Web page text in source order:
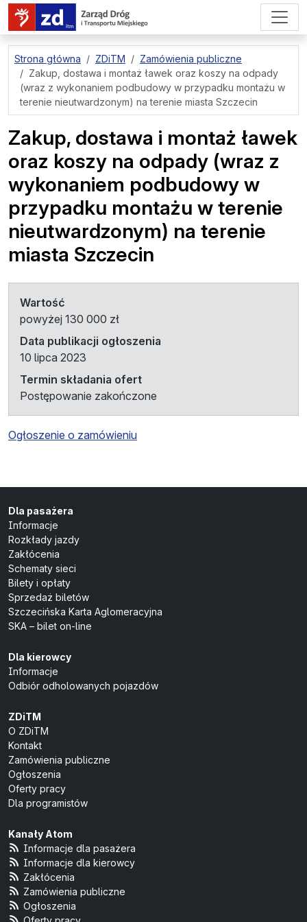
przejdź do treści strony
Strona główna ZDiTM
Zamówienia publiczne
Zakup, dostawa i montaż ławek oraz koszy na odpady
(wraz z wykonaniem podbudowy w przypadku montażu w
terenie nieutwardzonym) na terenie miasta Szczecin
Zakup, dostawa i montaż ławek
oraz koszy na odpady (wraz z
wykonaniem podbudowy w
przypadku montażu w terenie
nieutwardzonym) na terenie
miasta Szczecin
Wartość
powyżej 130 000 zł
Data publikacji ogłoszenia
10 lipca 2023
Termin składania ofert
Postępowanie zakończone
Ogłoszenie o zamówieniu
Dla pasażera
Informacje
Rozkłady jazdy
Zakłócenia
Schematy sieci
Bilety i opłaty
Sprzedaż biletów
Szczecińska Karta Aglomeracyjna
SKA – bilet on-line
Dla kierowcy
Informacje
Odbiór odholowanych pojazdów
ZDiTM
O ZDiTM
Kontakt
Zamówienia publiczne
Ogłoszenia
Oferty pracy
Dla programistów
Kanały Atom
Informacje dla pasażera
Informacje dla kierowcy
Zakłócenia
Zamówienia publiczne
Ogłoszenia